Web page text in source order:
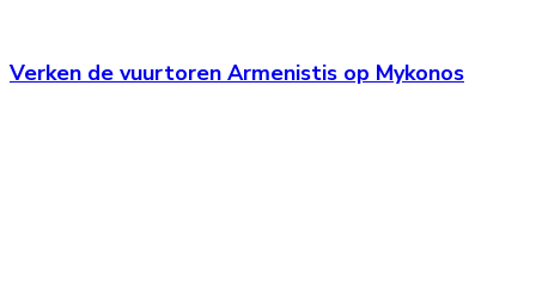
Verken de vuurtoren Armenistis op Mykonos